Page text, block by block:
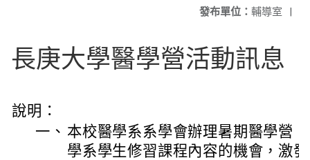
發布單位： 輔導室 |
長庚大學醫學營活動訊息
說明：
一、 本校醫學系系學會辦理暑期醫學營
學系學生修習課程內容的機會，激